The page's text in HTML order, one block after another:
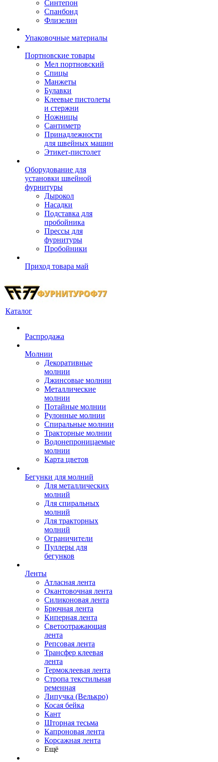
Синтепон
Спанбонд
Флизелин
Упаковочные материалы
Портновские товары
Мел портновский
Спицы
Манжеты
Булавки
Клеевые пистолеты
и стержни
Ножницы
Сантиметр
Принадлежности
для швейных машин
Этикет-пистолет
Оборудование для
установки швейной
фурнитуры
Дырокол
Насадки
Подставка для
пробойника
Прессы для
фурнитуры
Пробойники
Приход товара май
Каталог
Распродажа
Молнии
Декоративные
молнии
Джинсовые молнии
Металлические
молнии
Потайные молнии
Рулонные молнии
Спиральные молнии
Тракторные молнии
Водонепроницаемые
молнии
Карта цветов
Бегунки для молний
Для металлических
молний
Для спиральных
молний
Для тракторных
молний
Ограничители
Пуллеры для
бегунков
Ленты
Атласная лента
Окантовочная лента
Силиконовая лента
Брючная лента
Киперная лента
Светоотражающая
лента
Репсовая лента
Трансфер клеевая
лента
Термоклеевая лента
Стропа текстильная
ременная
Липучка (Велькро)
Косая бейка
Кант
Шторная тесьма
Капроновая лента
Корсажная лента
Ещё